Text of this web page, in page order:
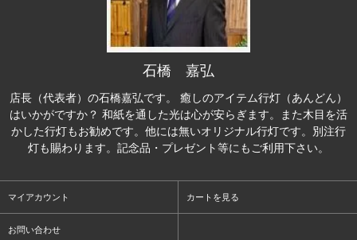
石橋 嘉弘
店長（代表者）の石橋嘉弘です。 癒しのアイテム行灯（あんどん）
はいかがですか？ 和紙を通した光は心が安らぎます。また木目を活
かした行灯もお勧めです。他には無いオリジナル行灯です。別注行
灯も賜わります。記念品・プレゼント等にもご利用下さい。
マイアカウント カートを見る
お問い合わせ